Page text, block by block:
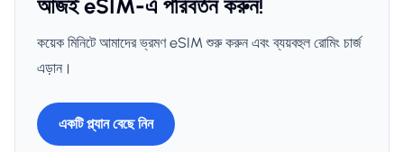
আজই eSIM-এ পরিবর্তন করুন!
কয়েক মিনিটে আমাদের ভ্রমণ eSIM শুরু করুন এবং ব্যয়বহুল রোমিং চার্জ
এড়ান।
একটি প্ল্যান বেছে নিন